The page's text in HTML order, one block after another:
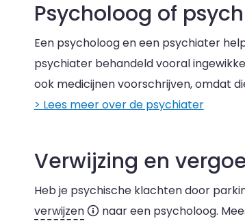
Psycholoog of
Een psycholoog en een psychiater
psychiater behandeld vooral
ook medicijnen voorschrijven, omdat
> Lees meer over de psychiater
Verwijzing en
Heb je psychische klachten door
verwijzen
naar een psycholoog.